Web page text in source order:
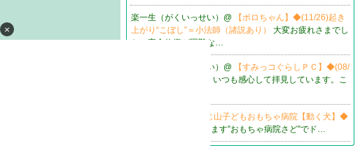
×
楽一生（がくいっせい）@
【ポロちゃん】◆(11/26)起き
上がり“こぼし”＝小法師（諸説あり） 大変お疲れさまでし
た。完全修復が困難な…
楽一生（がくいっせい）@
【すみっコぐらしＰＣ】◆(08/
いつも感心して拝見しています。こ
Re:◆ふじ山子どもおもちゃ病院【動く犬】◆
佐渡市にあります”おもちゃ病院さど”でド…